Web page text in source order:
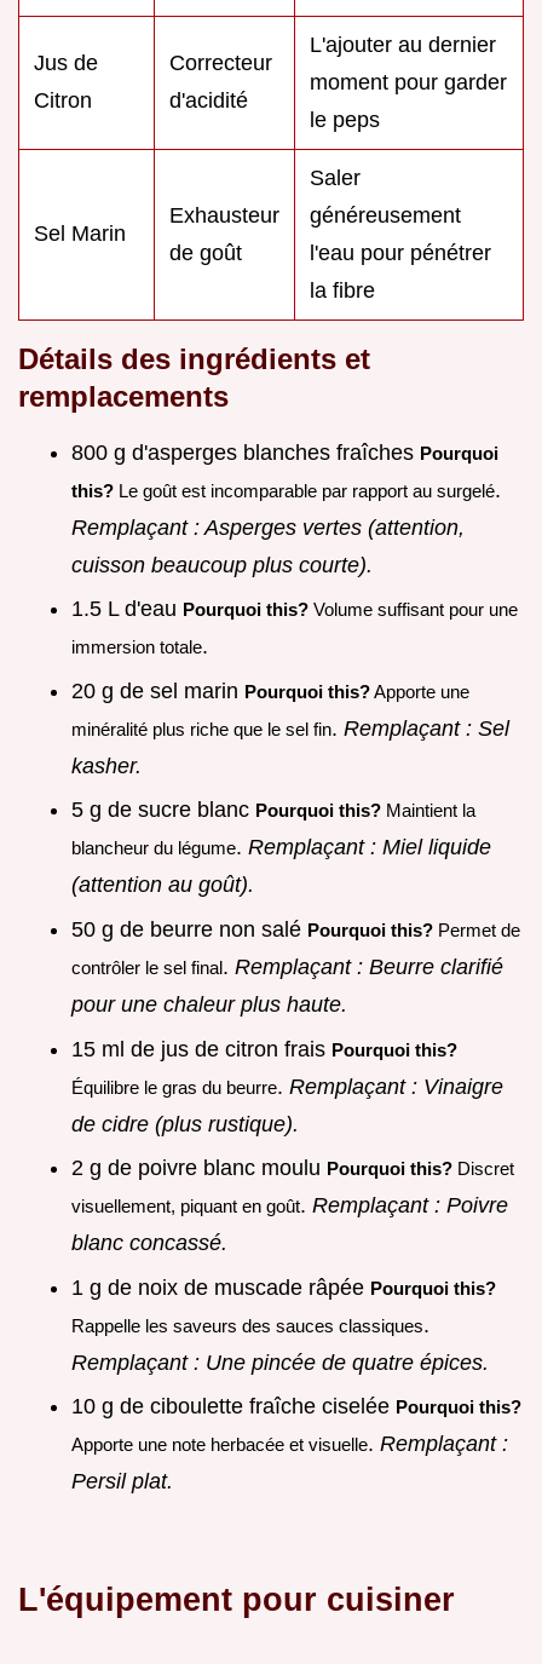
Jus de
Citron
Correcteur
d'acidité
L'ajouter au dernier
moment pour garder
le peps
Sel Marin
Exhausteur
de goût
Saler
généreusement
l'eau pour pénétrer
la fibre
Détails des ingrédients et
remplacements
800 g d'asperges blanches fraîches Pourquoi
this? Le goût est incomparable par rapport au surgelé.
Remplaçant : Asperges vertes (attention,
cuisson beaucoup plus courte).
1.5 L d'eau Pourquoi this? Volume suffisant pour une
immersion totale.
20 g de sel marin Pourquoi this?Apporte une
minéralité plus riche que le sel fin. Remplaçant : Sel
kasher.
5 g de sucre blanc Pourquoi this? Maintient la
blancheur du légume. Remplaçant : Miel liquide
(attention au goût).
50 g de beurre non salé Pourquoi this? Permet de
contrôler le sel final. Remplaçant : Beurre clarifié
pour une chaleur plus haute.
15 ml de jus de citron frais Pourquoi this?
Équilibre le gras du beurre. Remplaçant : Vinaigre
de cidre (plus rustique).
2 g de poivre blanc moulu Pourquoi this? Discret
visuellement, piquant en goût. Remplaçant : Poivre
blanc concassé.
1 g de noix de muscade râpée Pourquoi this?
Rappelle les saveurs des sauces classiques.
Remplaçant : Une pincée de quatre épices.
10 g de ciboulette fraîche ciselée Pourquoi this?
Apporte une note herbacée et visuelle. Remplaçant :
Persil plat.
L'équipement pour cuisiner